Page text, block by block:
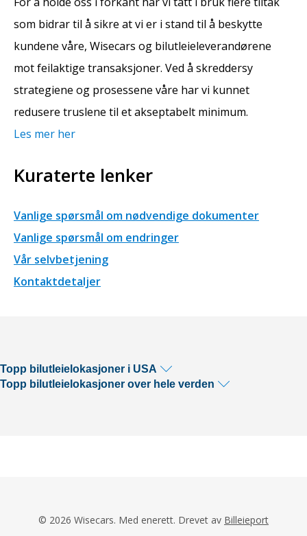
som bidrar til å sikre at vi er i stand til å beskytte
kundene våre, Wisecars og bilutleieleverandørene
mot feilaktige transaksjoner. Ved å skreddersy
strategiene og prosessene våre har vi kunnet
redusere truslene til et akseptabelt minimum.
Les mer her
Kuraterte lenker
Vanlige spørsmål om nødvendige dokumenter
Vanlige spørsmål om endringer
Vår selvbetjening
Kontaktdetaljer
Topp bilutleielokasjoner i USA
Topp bilutleielokasjoner over hele verden
© 2026 Wisecars. Med enerett. Drevet av Billeieport